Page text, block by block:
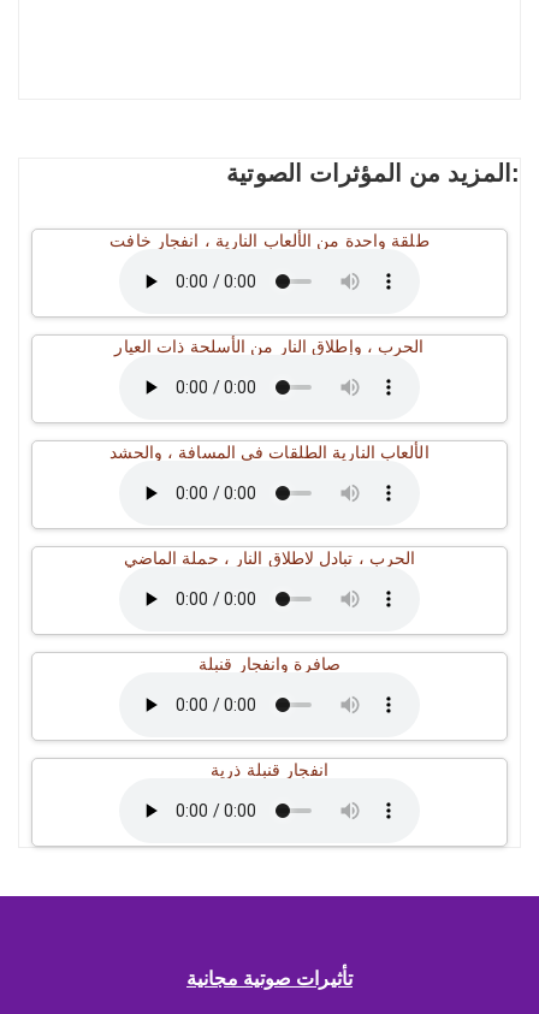
المزيد من المؤثرات الصوتية:
طلقة واحدة من الألعاب النارية ، انفجار خافت
الحرب ، وإطلاق النار من الأسلحة ذات العيار
الألعاب النارية الطلقات في المسافة ، والحشد
الحرب ، تبادل لاطلاق النار ، حملة الماضي
صافرة وانفجار قنبلة
انفجار قنبلة ذرية
تأثيرات صوتية مجانية